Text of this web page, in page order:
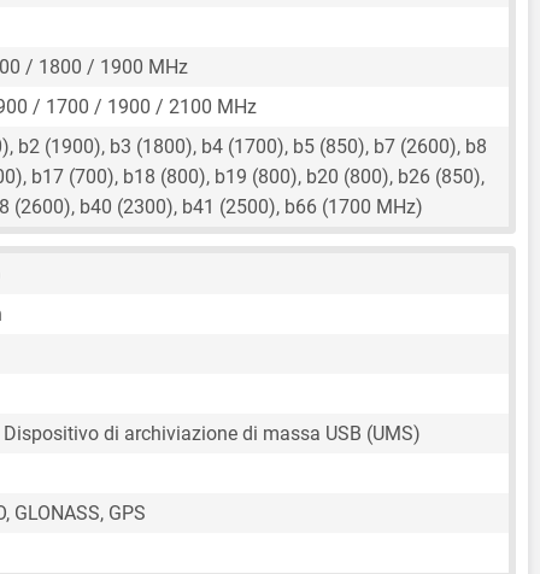
/ 1800 / 1900 MHz
/ 1700 / 1900 / 2100 MHz
b2 (1900), b3 (1800), b4 (1700), b5 (850), b7 (2600), b8
b17 (700), b18 (800), b19 (800), b20 (800), b26 (850),
(2600), b40 (2300), b41 (2500), b66 (1700 MHz)
Dispositivo di archiviazione di massa USB (UMS)
GLONASS, GPS